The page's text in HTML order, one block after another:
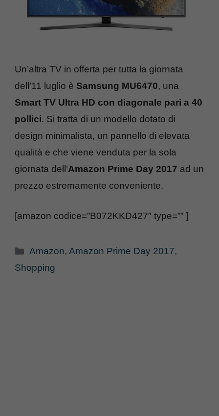
Un’altra TV in offerta per tutta la giornata
dell’11 luglio è Samsung MU6470, una
Smart TV Ultra HD con diagonale pari a 40
pollici. Si tratta di un modello dotato di
design minimalista, un pannello di elevata
qualità e che viene venduta per la sola
giornata dell’Amazon Prime Day 2017 ad un
prezzo estremamente conveniente.
[amazon codice=”B072KKD427″ type=”” ]
Categorie
Amazon,Amazon Prime Day 2017,
Shopping